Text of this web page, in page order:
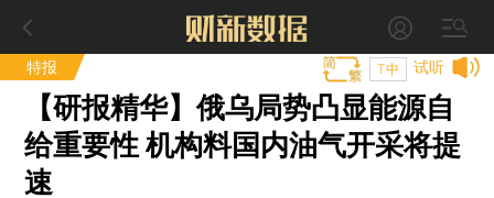
特报 试听
T中
【研报精华】俄乌局势凸显能源自
给重要性 机构料国内油气开采将提
速